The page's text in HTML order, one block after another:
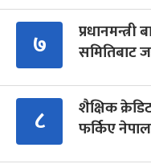
७
समितिबाट
८
शैक्षिक
फर्किए